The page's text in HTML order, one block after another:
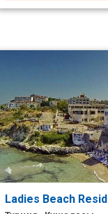
Ladies Beach